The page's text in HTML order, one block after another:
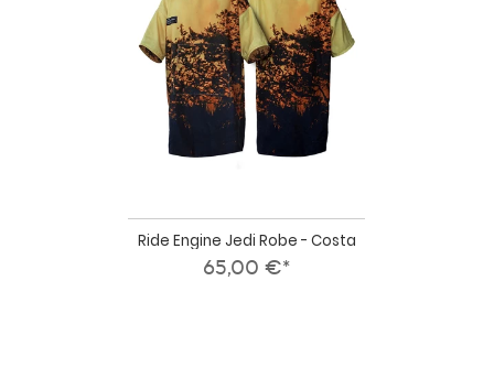
Ride Engine Jedi Robe - Costa
65,00 €*